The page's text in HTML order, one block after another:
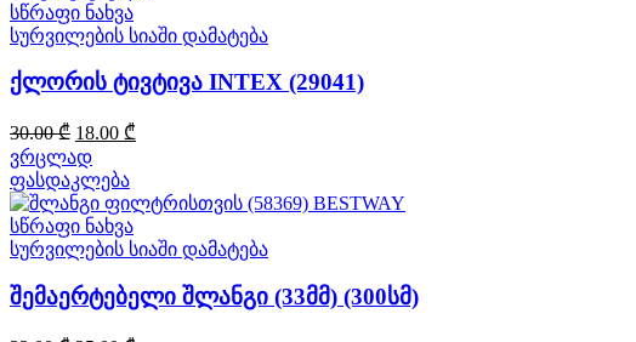
სწრაფი ნახვა
სურვილების სიაში დამატება
ქლორის ტივტივა INTEX (29041)
30.00₾ Original
price
was:
30.00 ₾.
18.00 ₾
18.00 ₾.
ვრცლად
ფასდაკლება
სწრაფი ნახვა
სურვილების სიაში დამატება
შემაერტებელი შლანგი (33მმ) (300სმ)